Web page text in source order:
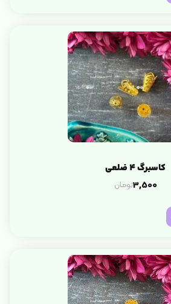
کاسبرگ 4 ضلعی
3,500تومان